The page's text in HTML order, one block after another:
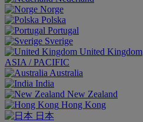
Norge
Polska
Portugal
Sverige
United Kingdom
ASIA / PACIFIC
Australia
India
New Zealand
Hong Kong
日本